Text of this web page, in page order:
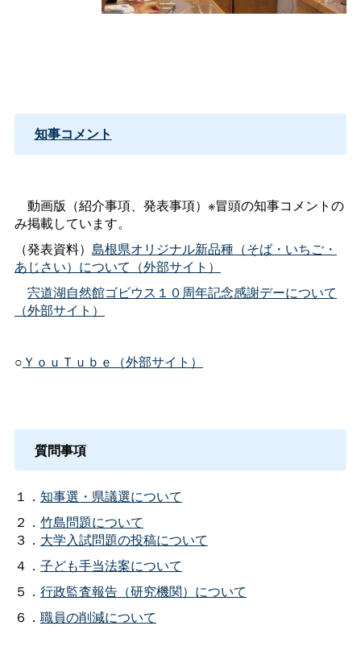
知事コメント
動画版（紹介事項、発表事項）※冒頭の知事コメントの
み掲載しています。
（発表資料） 島根県オリジナル新品種（そば・いちご・
あじさい）について（外部サイト）
宍道湖自然館ゴビウス１０周年記念感謝デーについて
（外部サイト）
○ＹｏｕＴｕｂｅ（外部サイト）
質問事項
１． 知事選・県議選について
２． 竹島問題について
３． 大学入試問題の投稿について
４． 子ども手当法案について
５． 行政監査報告（研究機関）について
６． 職員の削減について